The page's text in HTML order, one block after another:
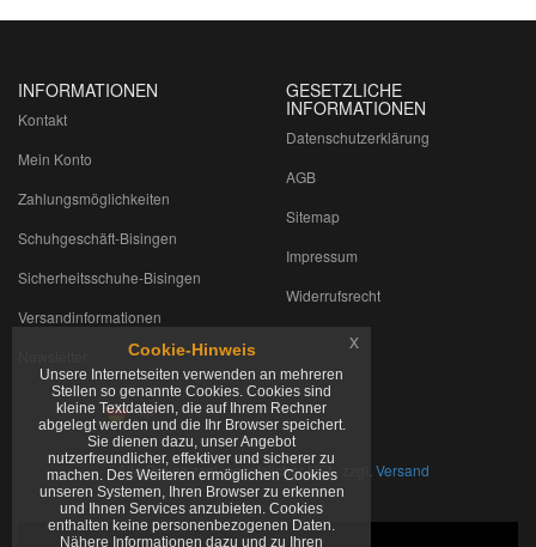
Cookie-Hinweis
Unsere Internetseiten verwenden an mehreren
Stellen so genannte Cookies. Cookies sind
kleine Textdateien, die auf Ihrem Rechner
abgelegt werden und die Ihr Browser speichert.
Sie dienen dazu, unser Angebot
nutzerfreundlicher, effektiver und sicherer zu
machen. Des Weiteren ermöglichen Cookies
unseren Systemen, Ihren Browser zu erkennen
und Ihnen Services anzubieten. Cookies
enthalten keine personenbezogenen Daten.
Nähere Informationen dazu und zu Ihren
x
INFORMATIONEN
Kontakt
Mein Konto
Zahlungsmöglichkeiten
Schuhgeschäft-Bisingen
Sicherheitsschuhe-Bisingen
Versandinformationen
GESETZLICHE
INFORMATIONEN
Datenschutzerklärung
AGB
Sitemap
Impressum
Widerrufsrecht
*Alle Preise zzgl. gesetzlicher USt., zzgl. Versand